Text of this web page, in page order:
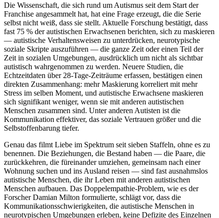
Die Wissenschaft, die sich rund um Autismus seit dem Start der
Franchise angesammelt hat, hat eine Frage erzeugt, die die Serie
selbst nicht weiß, dass sie stellt. Aktuelle Forschung bestätigt, dass
fast 75 % der autistischen Erwachsenen berichten, sich zu maskieren
— autistische Verhaltensweisen zu unterdrücken, neurotypische
soziale Skripte auszuführen — die ganze Zeit oder einen Teil der
Zeit in sozialen Umgebungen, ausdrücklich um nicht als sichtbar
autistisch wahrgenommen zu werden. Neuere Studien, die
Echtzeitdaten über 28-Tage-Zeiträume erfassen, bestätigen einen
direkten Zusammenhang: mehr Maskierung korreliert mit mehr
Stress im selben Moment, und autistische Erwachsene maskieren
sich signifikant weniger, wenn sie mit anderen autistischen
Menschen zusammen sind. Unter anderen Autisten ist die
Kommunikation effektiver, das soziale Vertrauen größer und die
Selbstoffenbarung tiefer.
Genau das filmt Liebe im Spektrum seit sieben Staffeln, ohne es zu
benennen. Die Beziehungen, die Bestand haben — die Paare, die
zurückkehren, die füreinander umziehen, gemeinsam nach einer
Wohnung suchen und ins Ausland reisen — sind fast ausnahmslos
autistische Menschen, die ihr Leben mit anderen autistischen
Menschen aufbauen. Das Doppelempathie-Problem, wie es der
Forscher Damian Milton formulierte, schlägt vor, dass die
Kommunikationsschwierigkeiten, die autistische Menschen in
neurotypischen Umgebungen erleben, keine Defizite des Einzelnen